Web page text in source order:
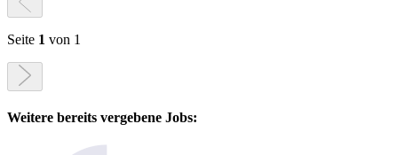
Seite 1 von 1
Weitere bereits vergebene Jobs: